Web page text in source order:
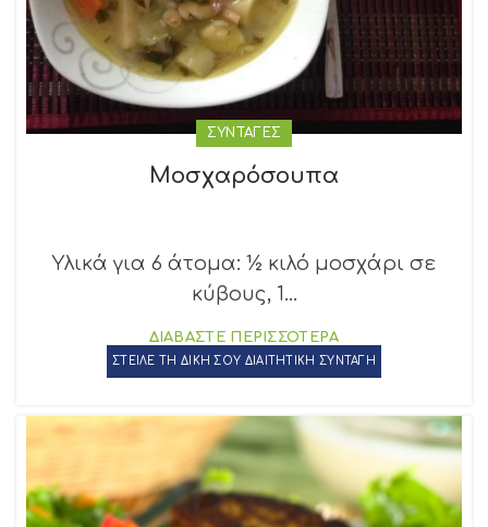
ΣΥΝΤΑΓΕΣ
Μοσχαρόσουπα
Υλικά για 6 άτομα: ½ κιλό μοσχάρι σε
κύβους, 1...
ΔΙΑΒΑΣΤΕ ΠΕΡΙΣΣΟΤΕΡΑ
ΣΤΕΙΛΕ ΤΗ ΔΙΚΗ ΣΟΥ ΔΙΑΙΤΗΤΙΚΗ ΣΥΝΤΑΓΗ